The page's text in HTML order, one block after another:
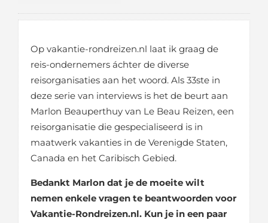
Op vakantie-rondreizen.nl laat ik graag de
reis-ondernemers áchter de diverse
reisorganisaties aan het woord. Als 33ste in
deze serie van interviews is het de beurt aan
Marlon Beauperthuy van Le Beau Reizen, een
reisorganisatie die gespecialiseerd is in
maatwerk vakanties in de Verenigde Staten,
Canada en het Caribisch Gebied.
Bedankt Marlon dat je de moeite wilt
nemen enkele vragen te beantwoorden voor
Vakantie-Rondreizen.nl. Kun je in een paar